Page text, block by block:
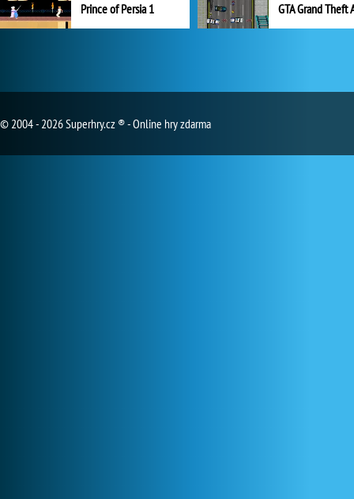
Prince of Persia 1 GTA Grand Theft
© 2004 - 2026 Superhry.cz ® - Online hry zdarma